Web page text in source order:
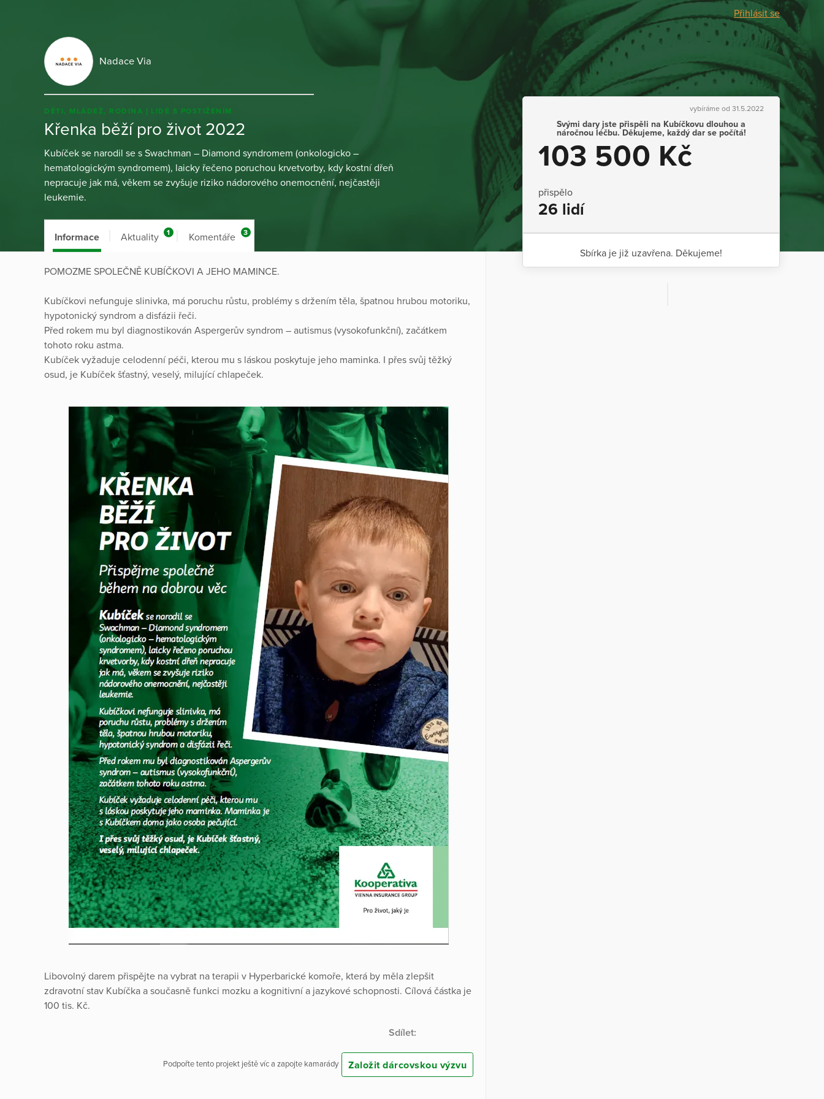
Přihlásit se
Nadace Via
DĚTI, MLÁDEŽ, RODINA LIDÉ S POSTIŽENÍM
Křenka běží pro život 2022
Kubíček se narodil se s Swachman – Diamond syndromem (onkologicko –
hematologickým syndromem), laicky řečeno poruchou krvetvorby, kdy kostní dřeň
nepracuje jak má, věkem se zvyšuje riziko nádorového onemocnění, nejčastěji
leukemie.
vybíráme od 31.5.2022
Svými dary jste přispěli na Kubíčkovu dlouhou a
náročnou léčbu. Děkujeme, každý dar se počítá!
103 500 Kč
přispělo
26 lidí
Sbírka je již uzavřena. Děkujeme!
Informace Aktuality 1 Komentáře 3
POMOZME SPOLEČNĚ KUBÍČKOVI A JEHO MAMINCE.
Kubíčkovi nefunguje slinivka, má poruchu růstu, problémy s držením těla, špatnou hrubou motoriku,
hypotonický syndrom a disfázii řeči.
Před rokem mu byl diagnostikován Aspergerův syndrom – autismus (vysokofunkční), začátkem
tohoto roku astma.
Kubíček vyžaduje celodenní péči, kterou mu s láskou poskytuje jeho maminka. I přes svůj těžký
osud, je Kubíček šťastný, veselý, milující chlapeček.
Libovolný darem přispějte na vybrat na terapii v Hyperbarické komoře, která by měla zlepšit
zdravotní stav Kubíčka a současně funkci mozku a kognitivní a jazykové schopnosti. Cílová částka je
100 tis. Kč.
Sdílet:
Podpořte tento projekt ještě víc a zapojte kamarády Založit dárcovskou výzvu